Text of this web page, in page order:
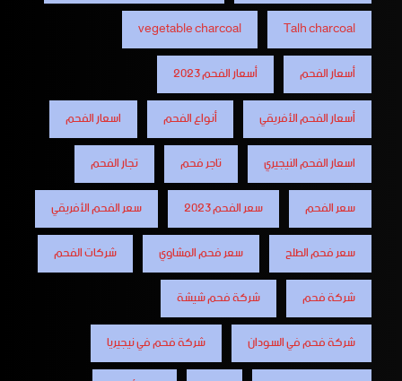
Talh charcoal
vegetable charcoal
أسعار الفحم
أسعار الفحم 2023
أسعار الفحم الأفريقي
أنواع الفحم
اسعار الفحم
اسعار الفحم النيجيري
تاجر فحم
تجار الفحم
سعر الفحم
سعر الفحم 2023
سعر الفحم الأفريقي
سعر فحم الطلح
سعر فحم المشاوي
شركات الفحم
شركة فحم
شركة فحم شيشة
شركة فحم في السودان
شركة فحم في نيجيريا